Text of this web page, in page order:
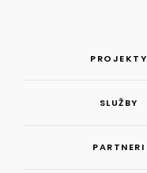
PROJEKTY
SLUŽBY
PARTNERI